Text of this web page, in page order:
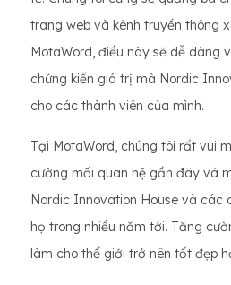
trang web và kênh truyền thông
MotaWord, điều này sẽ dễ dàng
chứng kiến ​​giá trị mà Nordic
cho các thành viên của mình.
Tại MotaWord, chúng tôi rất vui
cường mối quan hệ gần đây và
Nordic Innovation House và các
họ trong nhiều năm tới. Tăng
làm cho thế giới trở nên tốt đẹp